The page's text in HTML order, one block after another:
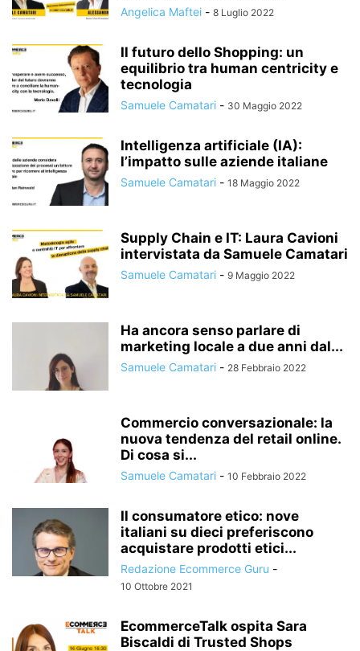
Angelica Maftei - 8 Luglio 2022
Il futuro dello Shopping: un
equilibrio tra human centricity e
tecnologia
Samuele Camatari - 30 Maggio 2022
Intelligenza artificiale (IA):
l’impatto sulle aziende italiane
Samuele Camatari - 18 Maggio 2022
Supply Chain e IT: Laura Cavioni
intervistata da Samuele Camatari
Samuele Camatari - 9 Maggio 2022
Ha ancora senso parlare di
marketing locale a due anni dal...
Samuele Camatari - 28 Febbraio 2022
Commercio conversazionale: la
nuova tendenza del retail online.
Di cosa si...
Samuele Camatari - 10 Febbraio 2022
Il consumatore etico: nove
italiani su dieci preferiscono
acquistare prodotti etici...
Redazione Ecommerce Guru -
10 Ottobre 2021
EcommerceTalk ospita Sara
Biscaldi di Trusted Shops